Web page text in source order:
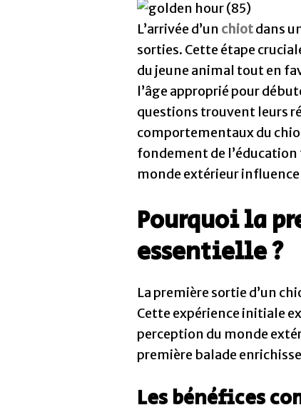
L’arrivée d’un chiotdans
sorties. Cette étape
du jeune animal tout en
l’âge approprié pour
questions trouvent leurs
comportementaux du
fondement de
monde extérieur
Pourquoi la
essentielle ?
La première sortie d’un
Cette expérience initiale
perception du monde
première balade
Les bénéfices